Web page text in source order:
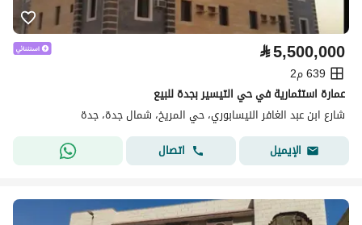
⃁5,500,000
639 م2
عمارة استثمارية في حي التيسير بجدة للبيع
شارع ابن عبد الغافر النيسابوري، حي المريخ، شمال جدة، جدة
الإيميل
اتصال